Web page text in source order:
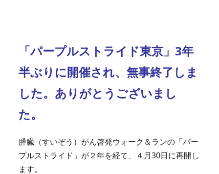
「パープルストライド東京」3年
半ぶりに開催され、無事終了しま
した。ありがとうございまし
た。
膵臓（すいぞう）がん啓発ウォーク＆ランの「パー
プルストライド」が２年を経て、４月30日に再開し
ます。